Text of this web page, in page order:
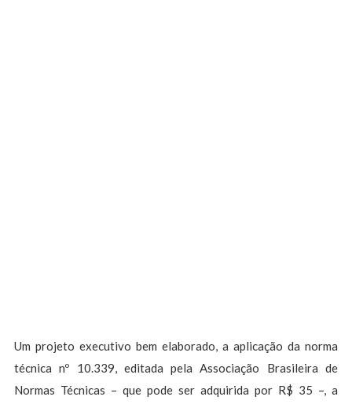
Um projeto executivo bem elaborado, a aplicação da norma
técnica nº 10.339, editada pela Associação Brasileira de
Normas Técnicas – que pode ser adquirida por R$ 35 –, a